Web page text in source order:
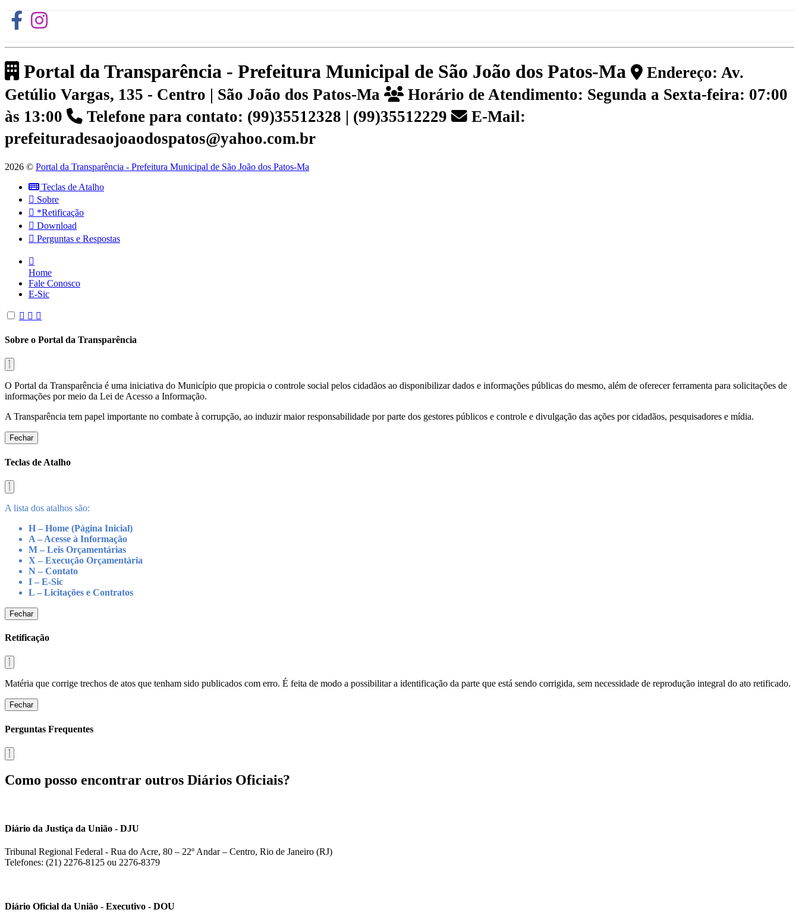
Portal da Transparência - Prefeitura Municipal de São João dos Patos-Ma
Endereço: Av.
Getúlio Vargas, 135 - Centro | São João dos Patos-Ma
Horário de Atendimento: Segunda a Sexta-feira: 07:00
às 13:00
Telefone para contato: (99)35512328 | (99)35512229
E-Mail:
prefeituradesaojoaodospatos@yahoo.com.br
2026 © Portal da Transparência - Prefeitura Municipal de São João dos Patos-Ma
Teclas de Atalho
Sobre
*Retificação
Download
Perguntas e Respostas
Home
Fale Conosco
E-Sic
Sobre o Portal da Transparência
O Portal da Transparência é uma iniciativa do Município que propicia o controle social pelos cidadãos ao disponibilizar dados e informações públicas do mesmo, além de oferecer ferramenta para solicitações de
informações por meio da Lei de Acesso a Informação.
A Transparência tem papel importante no combate à corrupção, ao induzir maior responsabilidade por parte dos gestores públicos e controle e divulgação das ações por cidadãos, pesquisadores e mídia.
Fechar
Teclas de Atalho
A lista dos atalhos são:
H – Home (Página Inicial)
A – Acesse à Informação
M – Leis Orçamentárias
X – Execução Orçamentária
N – Contato
I – E-Sic
L – Licitações e Contratos
Fechar
Retificação
Matéria que corrige trechos de atos que tenham sido publicados com erro. É feita de modo a possibilitar a identificação da parte que está sendo corrigida, sem necessidade de reprodução integral do ato retificado.
Fechar
Perguntas Frequentes
Como posso encontrar outros Diários Oficiais?
Diário da Justiça da União - DJU
Tribunal Regional Federal - Rua do Acre, 80 – 22º Andar – Centro, Rio de Janeiro (RJ)
Telefones: (21) 2276-8125 ou 2276-8379
Diário Oficial da União - Executivo - DOU